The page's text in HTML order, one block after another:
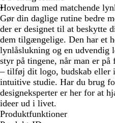
e
b
l
å
l
e
r
e
t
Hovedrum med matchende
Gør din daglige rutine bedre
der er designet til at beskytte
dem tilgængelige. Den har et
lynlåslukning og en udvendig
styr på tingene, når man er
– tilføj dit logo, budskab eller
intuitive studie. Har du brug
designeksperter er her for at
ideer ud i livet.
Produktfunktioner